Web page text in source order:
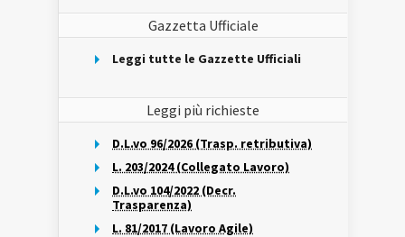
Gazzetta Ufficiale
Leggi tutte le Gazzette Ufficiali
Leggi più richieste
D.L.vo 96/2026 (Trasp. retributiva)
L. 203/2024 (Collegato Lavoro)
D.L.vo 104/2022 (Decr.
Trasparenza)
L. 81/2017 (Lavoro Agile)